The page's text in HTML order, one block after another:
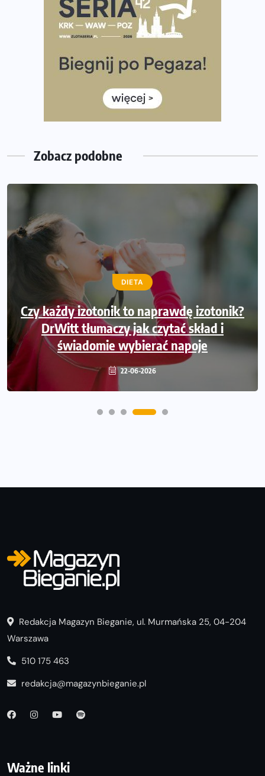
Rozbiegany Olsztyn szykuje się na weekend z
Już w tę sobotę 35. Bieg Powstania Warszawskiego.
Wystartuje rekordowa liczba uczestników
35. Bieg Powstania Warszawskiego – praktyczny
poradnik przed startem
Zobacz podobne
DIETA
Czy każdy izotonik to naprawdę izotonik?
DrWitt tłumaczy jak czytać skład i
świadomie wybierać napoje
22-06-2026
Redakcja Magazyn Bieganie, ul. Murmańska 25, 04-204
Warszawa
510 175 463
redakcja@magazynbieganie.pl
Ważne linki